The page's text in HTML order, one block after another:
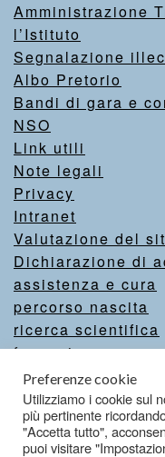
Amministrazione
l’Istituto
Segnalazione
Albo Pretorio
Bandi di gara e
NSO
Link utili
Note legali
Privacy
Intranet
Valutazione del
Dichiarazione di
assistenza e cura
percorso nascita
ricerca scientifica
formazione
comunicazione
come aiutarci
servizi online
Preferenze cookie
Utilizziamo i cookie sul
più pertinente
"Accetta tutto",
puoi visitare